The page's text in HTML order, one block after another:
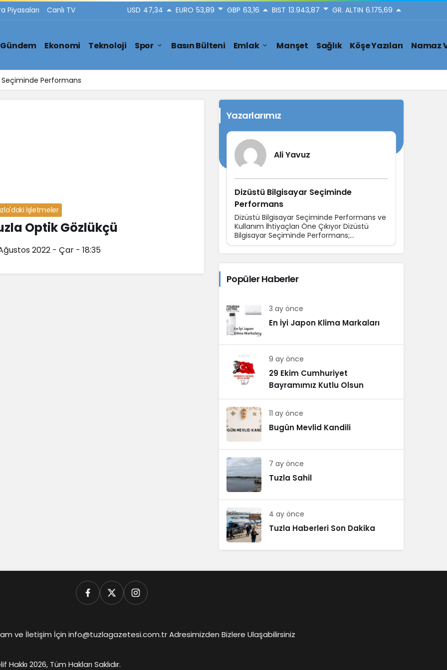
Piyasaları Canlı TV USD 47,34 EURO 53,89 GBP 63,16 BIST 13.943,87 GR. ALTIN 6.175,69
Gündem Ekonomi Teknoloji Spor Basın Bülteni Emlak Manşet Sağlık Köşe Yazıları Namaz
Seçiminde Performans
İşletmeler
Optik Gözlükçü
2022 - Çar - 18:35
Yazarlarımız
Ali Yavuz
Dizüstü Bilgisayar Seçiminde
Performans
Dizüstü Bilgisayar Seçiminde Performans ve
Kullanım İhtiyaçları Öne Çıkıyor Dizüstü
Bilgisayar Seçiminde Performans;
Teknolojinin günlük yaşamın...
Popüler Haberler
3 ay önce
En İyi Japon Klima Markaları
9 ay önce
29 Ekim Cumhuriyet
Bayramımız Kutlu Olsun
11 ay önce
Bugün Mevlid Kandili
7 ay önce
Tuzla Sahil
4 ay önce
Tuzla Haberleri Son Dakika
ve İletişim İçin info@tuzlagazetesi.com.tr Adresimizden Bizlere Ulaşabilirsiniz
Hakkı 2026, Tüm Hakları Saklıdır.